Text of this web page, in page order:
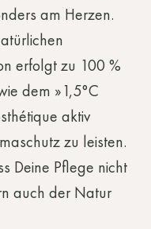
am Herzen.
erfolgt zu 100 %
dem »1,5°C
aktiv
zu leisten.
Deine Pflege nicht
auch der Natur